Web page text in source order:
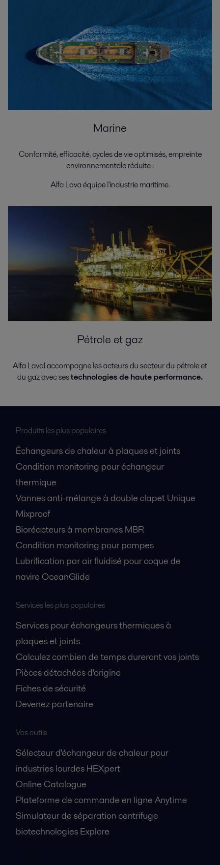
Marine
Conformité, efficacité, cycles de vie optimisés, empreinte
environnementale réduite :
Alfa Lava équipe l'industrie maritime.
Pétrole et gaz
Alfa Laval accompagne les acteurs du secteur du pétrole et
du gaz avec sestechnologies de haute performance.
Produits les plus populaires
Échangeurs de chaleur à plaques et joints
Condition monitoring pour échangeur
thermique
Vannes anti-mélange à double clapet Unique
Mixproof
Bioréacteurs à membranes MBR
Condition monitoring pour pompes
Lubrification par air fluidisé pour coque de
navire OceanGlide
Services les plus populaires
Services pour échangeurs thermiques à
plaques et joints
Calculez combien de temps dureront vos joints
Pièces détachées d'origine
Fiches de sécurité
Devenez partenaire
Vos outils
Sélecteur d'échangeur de chaleur pour
industries lourdes HEXpert
Online Catalogue
Plateforme de commande en ligne Anytime
Simulateur de séparation centrifuge
biotechnologies Explore